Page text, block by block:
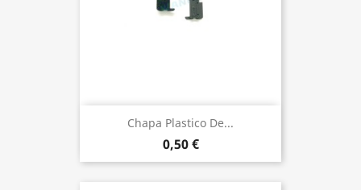
Chapa Plastico De...
0,50 €